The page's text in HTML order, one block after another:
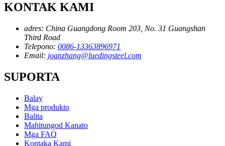
KONTAK KAMI
adres: China Guangdong Room 203, No. 31 Guangshan
Third Road
Telepono: 0086-13363896971
Email: joanzhang@luedingsteel.com
SUPORTA
Balay
Mga produkto
Balita
Mahitungod Kanato
Mga FAQ
Kontaka Kami